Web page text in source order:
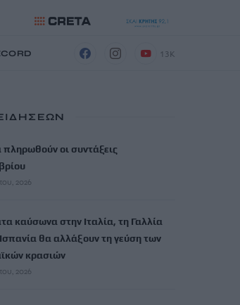
13K
πληρωθούν οι συντάξεις
2026
καύσωνα στην Ιταλία, τη Γαλλία
θα αλλάξουν τη γεύση των
κρασιών
2026